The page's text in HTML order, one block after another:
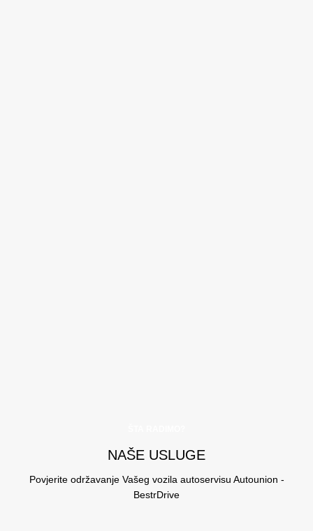
NAŠE USLUGE
Povjerite održavanje Vašeg vozila autoservisu Autounion -
BestrDrive